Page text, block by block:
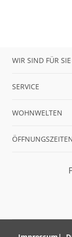
WIR SIND FÜR
SERVICE
WOHNWELTEN